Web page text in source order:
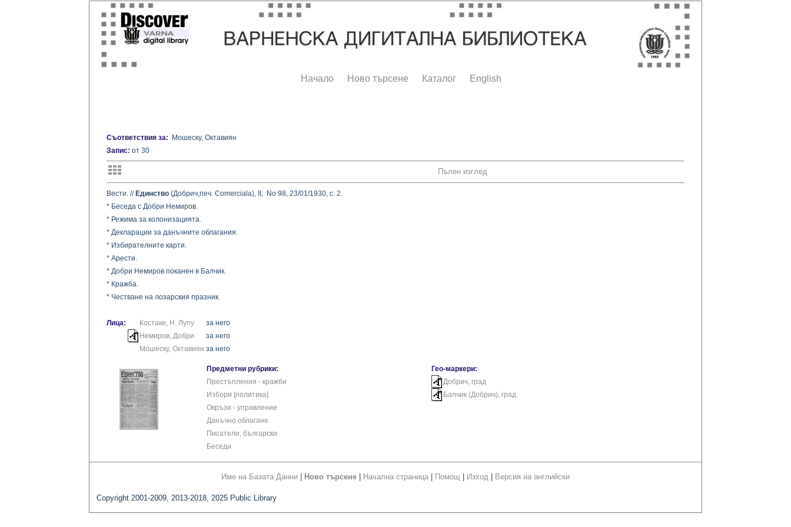
Начало Ново търсене Каталог English
Съответствия за: Мошеску, Октавиян
Запис: от 30
Пълен изглед
Вести. // Единство (Добрич,печ. Comerciala), II, No 98, 23/01/1930, с. 2.
* Беседа с Добри Немиров.
* Режима за колонизацията.
* Декларации за данъчните облагания.
* Избирателните карти.
* Арести.
* Добри Немиров поканен в Балчик.
* Кражба.
* Честване на лозарския празник.
Лица: Костаке, Н. Лупу
за него
Немиров, Добри
за него
Мошеску, Октавиян за него
Предметни рубрики:
Престъпления - кражби
Избори [политика]
Окръзи - управление
Данъчно облагане
Писатели, български
Беседи
Гео-маркери:
Добрич, град
Балчик (Добрич), град
Име на Базата Данни Ново търсене Начална страница Помощ Изход Версия на английски
Copyright 2001-2009, 2013-2018, 2025 Public Library